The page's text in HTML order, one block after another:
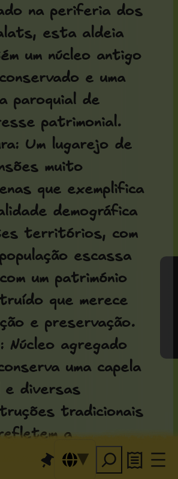
na periferia dos
esta aldeia
um núcleo antigo
e uma
paroquial de
patrimonial.
: Um lugarejo de
muito
que exemplifica
demográfica
territórios, com
escassa
um património
que merece
e preservação.
: Núcleo agregado
uma capela
e diversas
tradicionais
a
vernácula da